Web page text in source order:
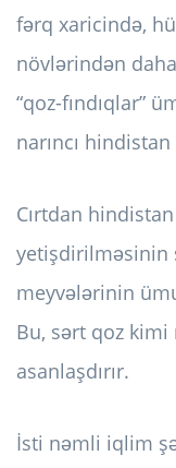
fərq xaricində,
növlərindən
“qoz-fındıqlar”
narıncı
Cırtdan
yetişdirilməsinin
meyvələrinin
Bu, sərt qoz kimi
asanlaşdırır.
İsti nəmli iqlim